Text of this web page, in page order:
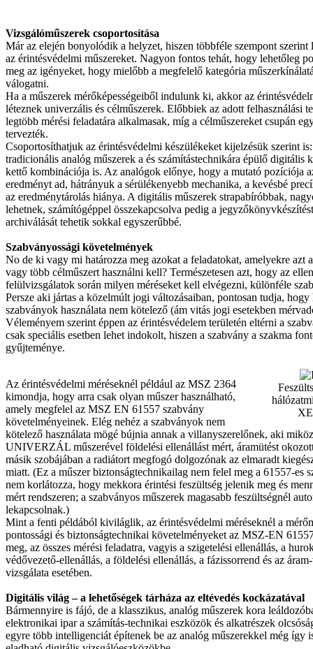
Vizsgálóműszerek csoportosítása
Már az elején bonyolódik a helyzet, hiszen többféle szempont szerint
az érintésvédelmi műszereket. Nagyon fontos tehát, hogy lehetőleg
meg az igényeket, hogy mielőbb a megfelelő kategória
válogatni.
Ha a műszerek mérőképességeiből indulunk ki, akkor az
léteznek univerzális és célműszerek. Előbbiek az adott felhasználási
legtöbb mérési feladatára alkalmasak, míg a célműszereket csupán
tervezték.
Csoportosíthatjuk az érintésvédelmi készülékeket kijelzésük szerint
tradicionális analóg műszerek a és számítástechnikára épülő digitális
kettő kombinációja is. Az analógok előnye, hogy a mutató pozíciója
eredményt ad, hátrányuk a sérülékenyebb mechanika, a kevésbé
az eredménytárolás hiánya. A digitális műszerek strapabíróbbak,
lehetnek, számítógéppel összekapcsolva pedig a
archiválását tehetik sokkal egyszerűbbé.
Szabványossági követelmények
No de ki vagy mi határozza meg azokat a feladatokat, amelyekre azt
vagy több célműszert használni kell? Természetesen azt, hogy az
felülvizsgálatok során milyen méréseket kell elvégezni, különféle
Persze aki jártas a közelmúlt jogi változásaiban, pontosan tudja, hogy
szabványok használata nem kötelező (ám vitás jogi esetekben
Véleményem szerint éppen az érintésvédelem területén eltérni a
csak speciális esetben lehet indokolt, hiszen a szabvány a szakma
gyűjteménye.
Az érintésvédelmi méréseknél például az MSZ 2364
kimondja, hogy arra csak olyan műszer használható,
amely megfelel az MSZ EN 61557 szabvány
követelményeinek. Elég nehéz a szabványok nem
kötelező használata mögé bújnia annak a villanyszerelőnek, aki
UNIVERZÁL műszerével földelési ellenállást mért, áramütést
másik szobájában a radiátort megfogó dolgozónak az elmaradt
miatt. (Ez a műszer biztonságtechnikailag nem felel meg a 61557-es
nem korlátozza, hogy mekkora érintési feszültség jelenik meg és
mért rendszeren; a szabványos műszerek magasabb feszültségnél
lekapcsolnak.)
Mint a fenti példából kiviláglik, az érintésvédelmi méréseknél a
pontossági és biztonságtechnikai követelményeket az MSZ-EN
meg, az összes mérési feladatra, vagyis a szigetelési ellenállás, a
védővezető-ellenállás, a földelési ellenállás, a fázissorrend és az
vizsgálata esetében.
Digitális világ – a lehetőségek tárháza az eltévedés kockázatával
Bármennyire is fájó, de a klasszikus, analóg műszerek kora
elektronikai ipar a számítás-technikai eszközök és alkatrészek
egyre több intelligenciát építenek be az analóg műszerekkel még így